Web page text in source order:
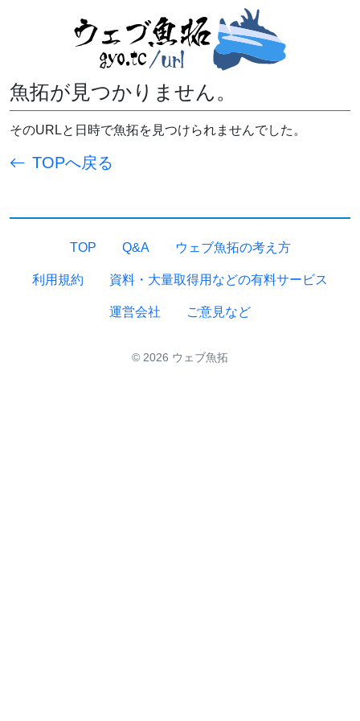
魚拓が見つかりません。
そのURLと日時で魚拓を見つけられませんでした。
TOPへ戻る
TOP Q&A ウェブ魚拓の考え方
利用規約 資料・大量取得用などの有料サービス
運営会社 ご意見など
© 2026 ウェブ魚拓